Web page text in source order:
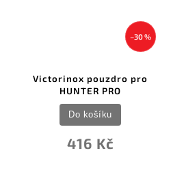
–30 %
Victorinox pouzdro pro
HUNTER PRO
416 Kč
Do košíku